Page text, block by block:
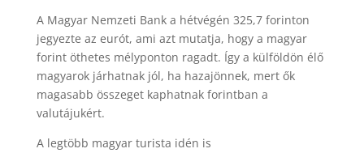
A Magyar Nemzeti Bank a hétvégén 325,7 forinton
jegyezte az eurót, ami azt mutatja, hogy a magyar
forint öthetes mélyponton ragadt. Így a külföldön élő
magyarok járhatnak jól, ha hazajönnek, mert ők
magasabb összeget kaphatnak forintban a
valutájukért.
A legtöbb magyar turista idén is